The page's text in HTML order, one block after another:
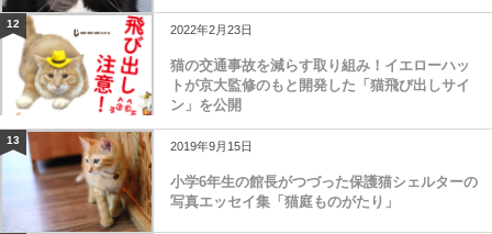
12 2022年2月23日
猫の交通事故を減らす取り組み！イエローハッ
トが京大監修のもと開発した「猫飛び出しサイ
ン」を公開
13 2019年9月15日
小学6年生の館長がつづった保護猫シェルターの
写真エッセイ集「猫庭ものがたり」